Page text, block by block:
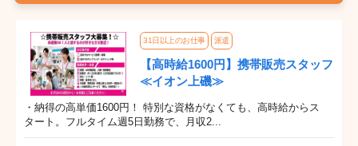
31日以上のお仕事 派遣
【高時給1600円】携帯販売スタッフ
≪イオン上磯≫
・納得の高単価1600円！ 特別な資格がなくても、高時給からス
タート。フルタイム週5日勤務で、月収2...